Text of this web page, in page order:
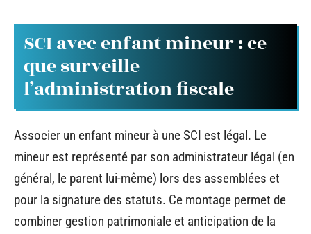
SCI avec enfant mineur : ce
que surveille
l’administration fiscale
Associer un enfant mineur à une SCI est légal. Le
mineur est représenté par son administrateur légal (en
général, le parent lui-même) lors des assemblées et
pour la signature des statuts. Ce montage permet de
combiner gestion patrimoniale et anticipation de la